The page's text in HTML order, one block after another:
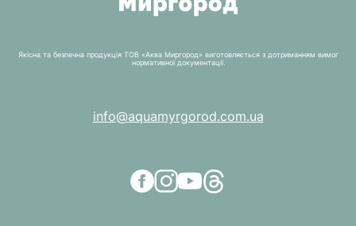
Якісна та безпечна продукція ТОВ «Аква Миргород» виготовляється з дотриманням вимог
нормативної документації.
info@aquamyrgorod.com.ua